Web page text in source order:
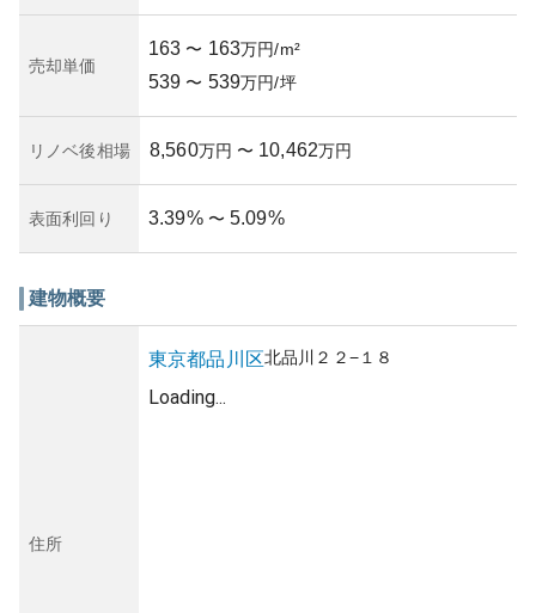
の所有リスクは完全にゼロではありません。しかし、そう
長期的な居住地や投資先として価値が見込めるといえるで
売却単価
163 〜 163万円/m²
539 〜 539万円/坪
リノベ後相場 8,560万円 〜 10,462万円
表面利回り 3.39% 〜 5.09%
建物概要
住所
東京都品川区北品川 ２２−１８
Loading...